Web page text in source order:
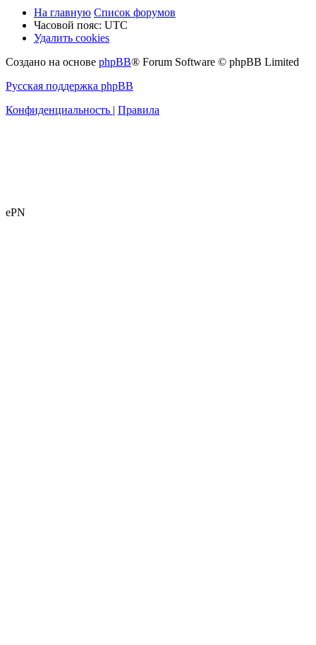
На главную Список форумов
Часовой пояс: UTC
Удалить cookies
Создано на основе phpBB® Forum Software © phpBB Limited
Русская поддержка phpBB
Конфиденциальность | Правила
ePN